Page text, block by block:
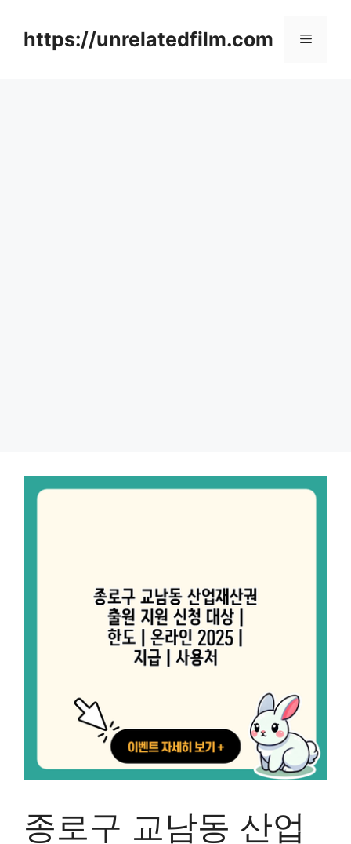
contenthttps://unrelatedfilm.com Menu
종로구 교남동 산업